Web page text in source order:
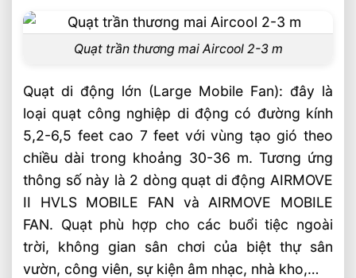
Quạt trần thương mai Aircool 2-3 m
Quạt di động lớn (Large Mobile Fan): đây là
loại quạt công nghiệp di động có đường kính
5,2-6,5 feet cao 7 feet với vùng tạo gió theo
chiều dài trong khoảng 30-36 m. Tương ứng
thông số này là 2 dòng quạt di động AIRMOVE
II HVLS MOBILE FAN và AIRMOVE MOBILE
FAN. Quạt phù hợp cho các buổi tiệc ngoài
trời, không gian sân chơi của biệt thự sân
vườn, công viên, sự kiện âm nhạc, nhà kho,…